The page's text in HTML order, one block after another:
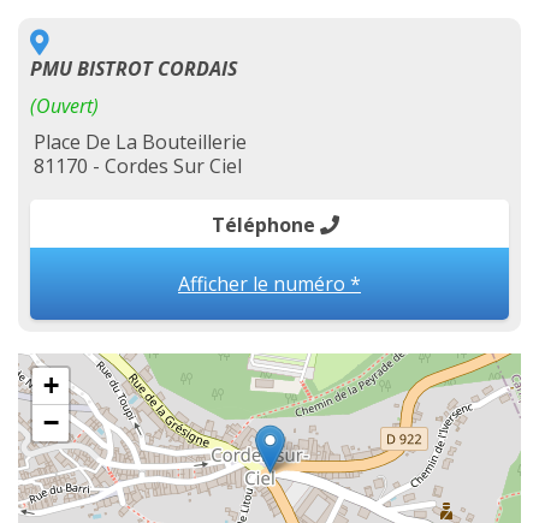
PMU BISTROT CORDAIS
(Ouvert)
Place De La Bouteillerie
81170 - Cordes Sur Ciel
Téléphone
Afficher le numéro *
+
−